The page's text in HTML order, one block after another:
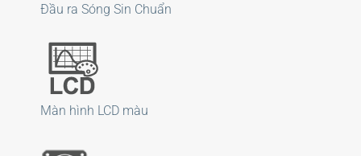
Đầu ra Sóng Sin Chuẩn
Màn hình LCD màu